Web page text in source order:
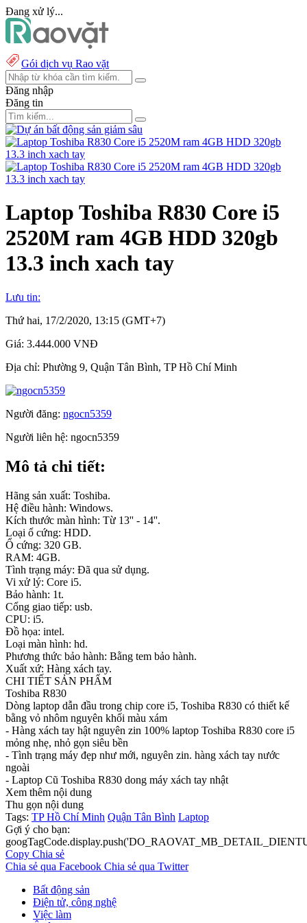
Đang xử lý...
Gói dịch vụ Rao vặt
Đăng nhập
Đăng tin
Laptop Toshiba R830 Core i5
2520M ram 4GB HDD 320gb
13.3 inch xach tay
Lưu tin:
Thứ hai, 17/2/2020, 13:15 (GMT+7)
Giá: 3.444.000 VNĐ
Địa chỉ: Phường 9, Quận Tân Bình, TP Hồ Chí Minh
Người đăng: ngocn5359
Người liên hệ: ngocn5359
Mô tả chi tiết:
Hãng sản xuất: Toshiba.
Hệ điều hành: Windows.
Kích thước màn hình: Từ 13'' - 14''.
Loại ổ cứng: HDD.
Ổ cứng: 320 GB.
RAM: 4GB.
Tình trạng máy: Đã qua sử dụng.
Vi xử lý: Core i5.
Bảo hành: 1t.
Cổng giao tiếp: usb.
CPU: i5.
Đồ họa: intel.
Loại màn hình: hd.
Phương thức bảo hành: Bằng tem bảo hành.
Xuất xứ: Hàng xách tay.
CHI TIẾT SẢN PHẨM
Toshiba R830
Dòng laptop dẫn đầu trong chip core i5, Toshiba R830 có thiết kế
bằng vỏ nhôm nguyên khối màu xám
- Hàng xách tay hật nguyên zin 100% laptop Toshiba R830 core i5
mỏng nhẹ, nhỏ gọn siêu bền
- Tình trạng máy đẹp như mới, nguyên zin. hàng xách tay nước
ngoài
- Laptop Cũ Toshiba R830 dong máy xách tay nhật
Xem thêm nội dung
Thu gọn nội dung
Tags: TP Hồ Chí Minh Quận Tân Bình Laptop
Gợi ý cho bạn:
Copy Chia sẻ
Chia sẻ qua Facebook Chia sẻ qua Twitter
Bất động sản
Điện tử, công nghệ
Việc làm